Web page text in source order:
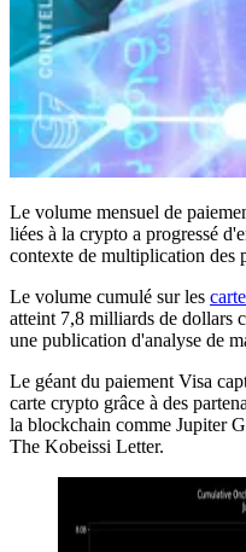
Le volume mensuel de
liées à la crypto a progressé
contexte de multiplication des
Le volume cumulé sur les
atteint 7,8 milliards de dollars
une publication d'analyse de
Le géant du paiement Visa
carte crypto grâce à des
la blockchain comme Jupiter
The Kobeissi Letter.